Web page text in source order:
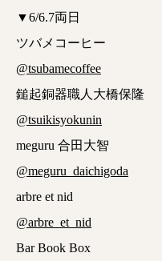
▼6/6.7両日
ツバメコーヒー
@tsubamecoffee
鎚起銅器職人大橋保隆
@tsuikisyokunin
meguru 合田大智
@meguru_daichigoda
arbre et nid
@arbre_et_nid
Bar Book Box